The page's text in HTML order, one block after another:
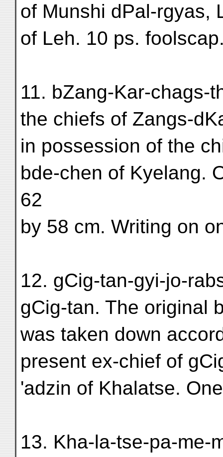
of Munshi dPal-rgyas,
of Leh. 10 ps.
11. bZang-Kar-chags-
the chiefs of Zangs-
in possession of the
bde-chen of Kyelang.
62
by 58 cm. Writing on
12. gCig-tan-gyi-jo-
gCig-tan. The original
was taken down
present ex-chief of
'adzin of Khalatse.
13. Kha-la-tse-pa-me-